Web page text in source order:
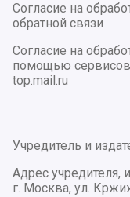
Согласие на
обратной связи
Согласие на
помощью сервисов
top.mail.ru
Учредитель и
Адрес учредителя,
г. Москва, ул.